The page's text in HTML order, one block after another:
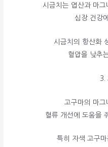
시금치는 엽산과 마
심장 건강
시금치의 항산화
혈압을 낮추
3.
고구마의 마
혈류 개선에 도움을
특히 자색 고구